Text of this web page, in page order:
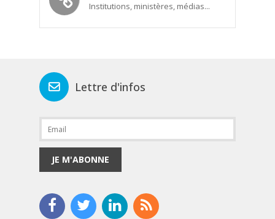
Institutions, ministères, médias...
Lettre d'infos
JE M'ABONNE